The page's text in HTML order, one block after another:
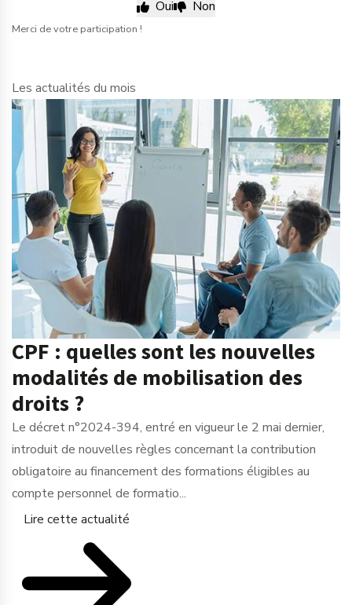
Oui
Non
Merci de votre participation !
Les actualités du mois
CPF : quelles sont les nouvelles
modalités de mobilisation des
droits ?
Le décret n°2024-394, entré en vigueur le 2 mai dernier,
introduit de nouvelles règles concernant la contribution
obligatoire au financement des formations éligibles au
compte personnel de formatio...
Lire cette actualité